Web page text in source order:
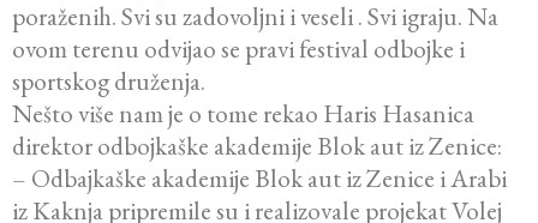
poraženih. Svi su zadovoljni i veseli . Svi igraju. Na
ovom terenu odvijao se pravi festival odbojke i
sportskog druženja.
Nešto više nam je o tome rekao Haris Hasanica
direktor odbojkaške akademije Blok aut iz Zenice:
– Odbajkaške akademije Blok aut iz Zenice i Arabi
iz Kaknja pripremile su i realizovale projekat Volej